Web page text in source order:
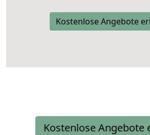
Kostenlose Angebote
Kostenlose Angebote